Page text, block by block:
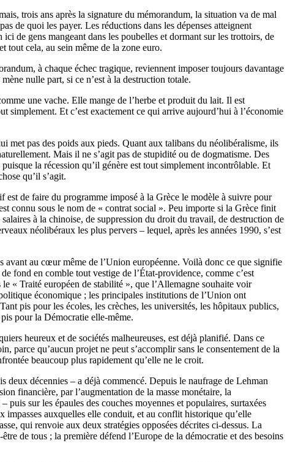
trois ans après la signature du mémorandum, la situation va de mal
de quoi les payer. Les réductions dans les dépenses atteignent
de gens mangeant dans les poubelles et dormant sur les trottoirs, de
tout cela, au sein même de la zone euro.
à chaque échec tragique, reviennent imposer toujours davantage
nulle part, si ce n’est à la destruction totale.
une vache. Elle mange de l’herbe et produit du lait. Il est
Et c’est exactement ce qui arrive aujourd’hui à l’économie
met pas des poids aux pieds. Quant aux talibans du néolibéralisme, ils
Mais il ne s’agit pas de stupidité ou de dogmatisme. Des
la récession qu’il génère est tout simplement incontrôlable. Et
qu’il s’agit.
de faire du programme imposé à la Grèce le modèle à suivre pour
connu sous le nom de « contrat social ». Peu importe si la Grèce finit
à la chinoise, de suppression du droit du travail, de destruction de
néolibéraux les plus pervers – lequel, après les années 1990, s’est
avant au cœur même de l’Union européenne. Voilà donc ce que signifie
fond en comble tout vestige de l’État-providence, comme c’est
« Traité européen de stabilité », que l’Allemagne souhaite voir
économique ; les principales institutions de l’Union ont
pis pour les écoles, les crèches, les universités, les hôpitaux publics,
pour la Démocratie elle-même.
heureux et de sociétés malheureuses, est déjà planifié. Dans ce
parce qu’aucun projet ne peut s’accomplir sans le consentement de la
beaucoup plus rapidement qu’elle ne le croit.
décennies – a déjà commencé. Depuis le naufrage de Lehman
financière, par l’augmentation de la masse monétaire, la
puis sur les épaules des couches moyennes et populaires, surtaxées
impasses auxquelles elle conduit, et au conflit historique qu’elle
qui renvoie aux deux stratégies opposées décrites ci-dessus. La
de tous ; la première défend l’Europe de la démocratie et des besoins